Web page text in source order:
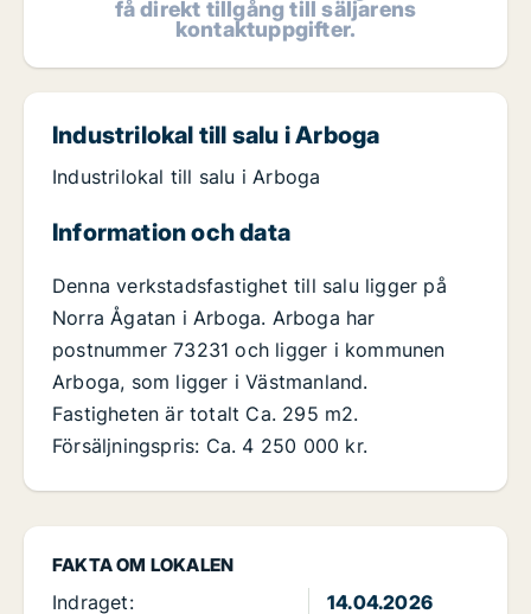
få direkt tillgång till säljarens
kontaktuppgifter.
FAKTA OM LOKALEN
Indraget:
14.04.2026
Industrilokal till salu i Arboga
Industrilokal till salu i Arboga
Information och data
Denna verkstadsfastighet till salu ligger på
Norra Ågatan i Arboga. Arboga har
postnummer 73231 och ligger i kommunen
Arboga, som ligger i Västmanland.
Fastigheten är totalt Ca. 295 m2.
Försäljningspris: Ca. 4 250 000 kr.